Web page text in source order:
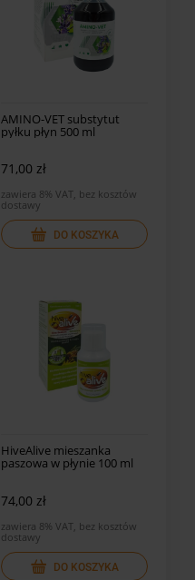
AMINO-VET substytut
pyłku płyn 500 ml
71,00 zł
zawiera 8% VAT, bez kosztów
dostawy
DO KOSZYKA
HiveAlive mieszanka
paszowa w płynie 100 ml
74,00 zł
zawiera 8% VAT, bez kosztów
dostawy
DO KOSZYKA